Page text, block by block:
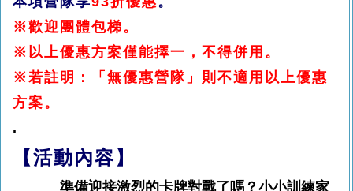
※歡迎團體包梯。
※以上優惠方案僅能擇一，不得併用。
※若註明：「無優惠營隊」則不適用以上優惠
方案。
.
【活動內容】
準備迎接激烈的卡牌對戰了嗎？小小訓練家